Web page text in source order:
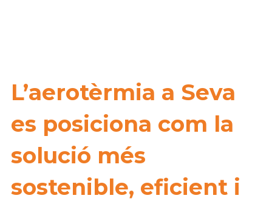
L’aerotèrmia a Seva
es posiciona com la
solució més
sostenible, eficient i